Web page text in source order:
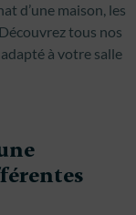
d’une maison, les
tous nos
à votre salle